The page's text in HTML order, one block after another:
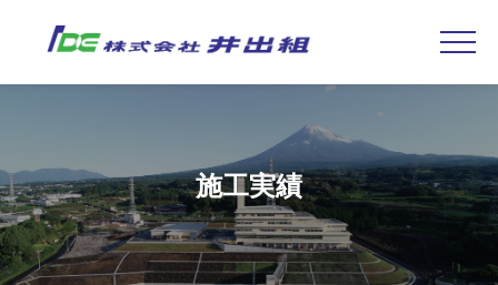
Skip
施工実績